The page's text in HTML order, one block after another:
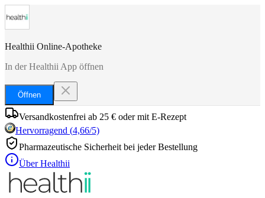
Healthii Online-Apotheke
In der Healthii App öffnen
Öffnen
Versandkostenfrei ab 25 € oder mit E-Rezept
Hervorragend (4,66/5)
Pharmazeutische Sicherheit bei jeder Bestellung
Über Healthii